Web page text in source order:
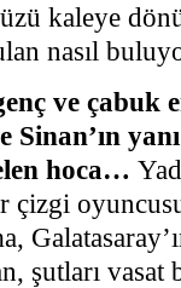
kaleye
nasıl
ve çabuk
hoca…
şutları